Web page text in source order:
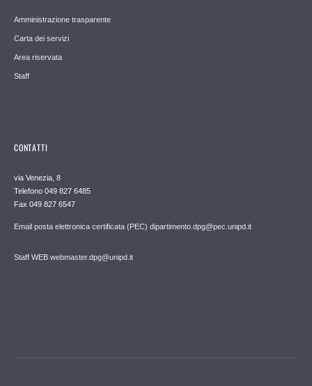
Amministrazione trasparente
Carta dei servizi
Area riservata
Staff
CONTATTI
via Venezia, 8
Telefono 049 827 6485
Fax 049 827 6547
Email posta elettronica certificata (PEC) dipartimento.dpg@pec.unipd.it
Staff WEB webmaster.dpg@unipd.it